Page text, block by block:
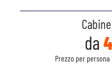
da
Prezzo per persona